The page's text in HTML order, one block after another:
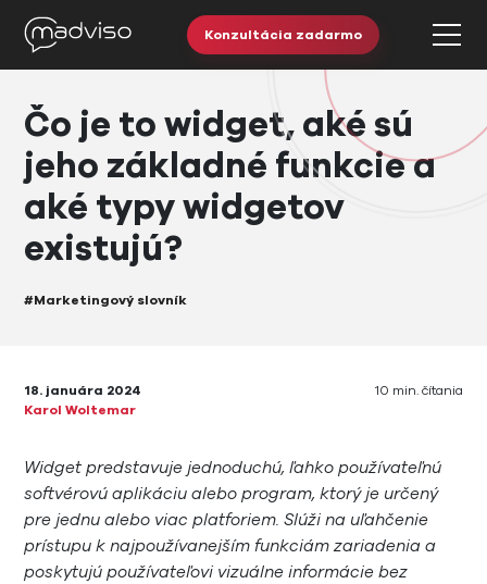
Konzultácia zadarmo
Čo je to widget, aké sú
jeho základné funkcie a
aké typy widgetov
existujú?
#Marketingový slovník
18. januára 2024
Karol Woltemar
10 min. čítania
Widget predstavuje jednoduchú, ľahko používateľnú
softvérovú aplikáciu alebo program, ktorý je určený
pre jednu alebo viac platforiem. Slúži na uľahčenie
prístupu k najpoužívanejším funkciám zariadenia a
poskytujú používateľovi vizuálne informácie bez